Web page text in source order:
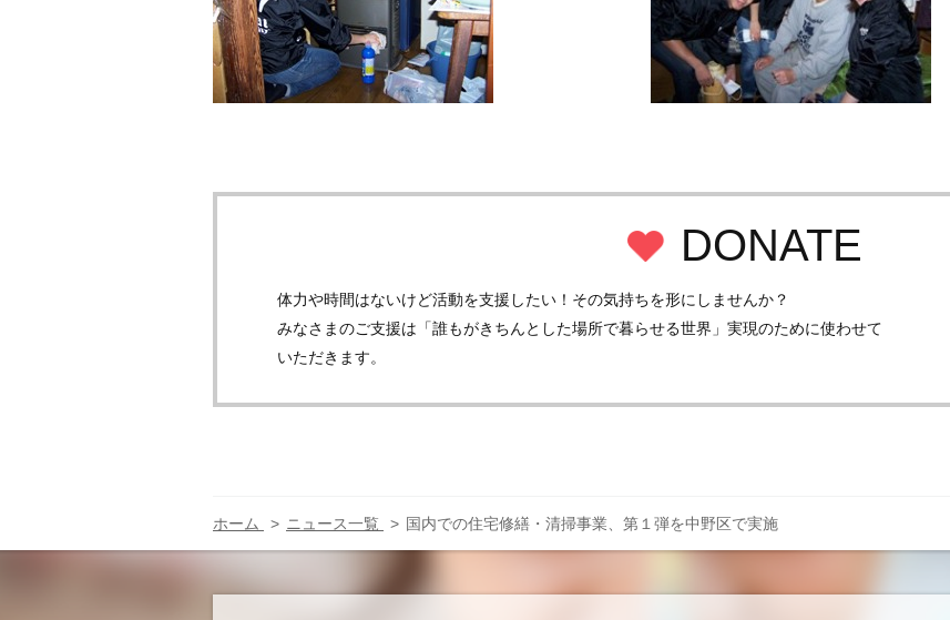
DONATE
体力や時間はないけど活動を支援したい！その気持ちを形にしませんか？
みなさまのご支援は「誰もがきちんとした場所で暮らせる世界」実現のために使わせて
いただきます。
ホーム ニュース一覧 国内での住宅修繕・清掃事業、第１弾を中野区で実施